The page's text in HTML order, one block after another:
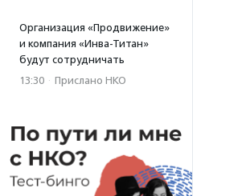
Организация «Продвижение»
и компания «Инва-Титан»
будут сотрудничать
13:30 · Прислано НКО